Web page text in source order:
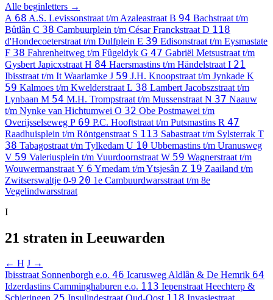
Alle beginletters →
A 68 A.S. Levissonstraat t/m Azaleastraat B 94 Bachstraat t/m
Bûtlân C 38 Cambuurplein t/m César Franckstraat D 118
d'Hondecoeterstraat t/m Dulfplein E 39 Edisonstraat t/m Eysmastate
F 38 Fahrenheitweg t/m Fûgeldyk G 47 Gabriël Metsustraat t/m
Gysbert Japicxstraat H 84 Haersmastins t/m Händelstraat I 21
Ibisstraat t/m It Waarlamke J 59 J.H. Knoopstraat t/m Jynkade K
59 Kalmoes t/m Kwelderstraat L 38 Lambert Jacobszstraat t/m
Lynbaan M 54 M.H. Trompstraat t/m Mussenstraat N 37 Naauw
t/m Nynke van Hichtumwei O 32 Obe Postmawei t/m
Overijsselseweg P 69 P.C. Hooftstraat t/m Putsmastins R 47
Raadhuisplein t/m Röntgenstraat S 113 Sabastraat t/m Sylsterrak T
38 Tabagostraat t/m Tylkedam U 10 Ubbemastins t/m Uranusweg
V 59 Valeriusplein t/m Vuurdoornstraat W 59 Wagnerstraat t/m
Wouwermanstraat Y 6 Ymedam t/m Ytsjesân Z 19 Zaailand t/m
Zwitserswaltje 0-9 20 1e Cambuurdwarsstraat t/m 8e
Vegelindwarsstraat
I
21 straten in Leeuwarden
← H J →
Ibisstraat Sonnenborgh e.o. 46 IcaruswegAldlân & De Hemrik 64
Idzerdastins Camminghaburen e.o. 113 Iepenstraat Heechterp &